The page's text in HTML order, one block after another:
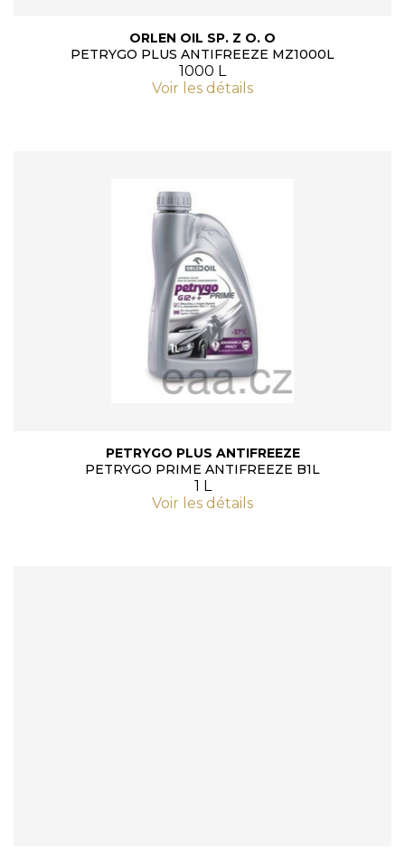
ORLEN OIL SP. Z O. O
PETRYGO PLUS ANTIFREEZE MZ1000L
1000 L
Voir les détails
PETRYGO PLUS ANTIFREEZE
PETRYGO PRIME ANTIFREEZE B1L
1 L
Voir les détails